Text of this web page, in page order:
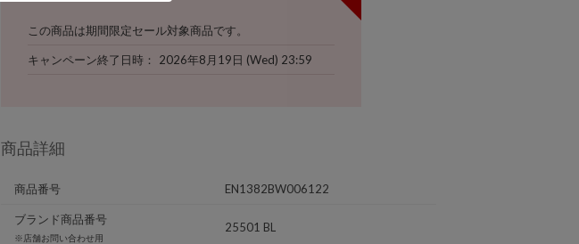
この商品は期間限定セール対象商品です。
キャンペーン終了日時 2026年8月19日 (Wed) 23:59
商品詳細
商品番号 EN1382BW006122
ブランド商品番号
※店舗お問い合わせ用
25501 BL